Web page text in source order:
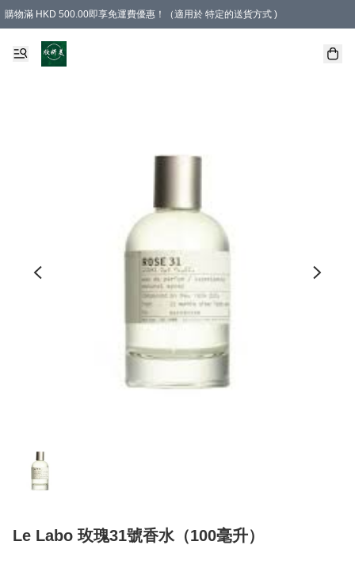
購物滿 HKD 500.00即享免運費優惠！（適用於 特定的送貨方式 )
Le Labo 玫瑰31號香水（100毫升）